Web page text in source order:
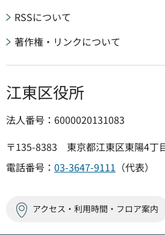
RSSについて
著作権・リンクについて
江東区役所
法人番号：6000020131083
〒135-8383 東京都江東区東陽4丁
電話番号： 03-3647-9111 （代表）
アクセス・利用時間・フロア案内